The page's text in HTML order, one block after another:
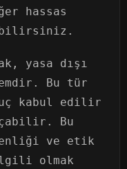
hassas
yasa dışı
Bu tür
kabul edilir
Bu
ve etik
olmak